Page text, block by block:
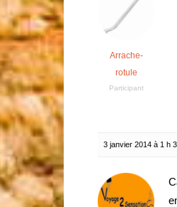
Arrache-
rotule
Participant
3 janvier 2014 à 1 h